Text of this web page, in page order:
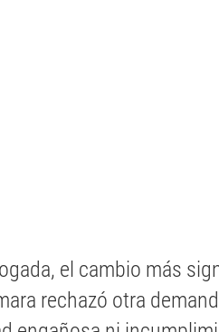
el cambio más
rechazó otra